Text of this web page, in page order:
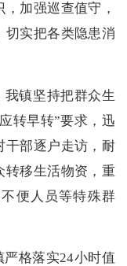
加强巡查值守，
切实把各类隐患消
镇坚持把群众生
转早转”要求，迅
干部逐户走访，耐
转移生活物资，重
便人员等特殊群
格落实24小时值